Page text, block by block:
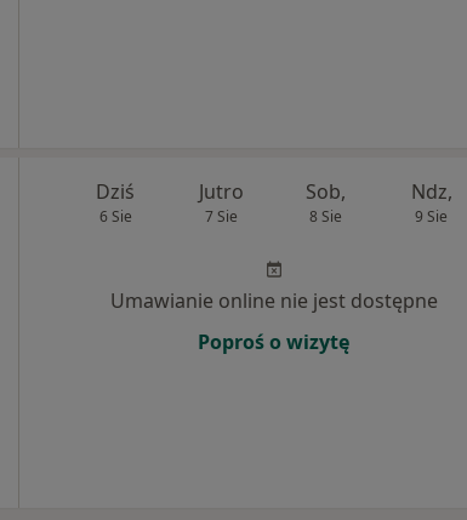
Dziś
6 Sie
Jutro
7 Sie
Sob,
8 Sie
Ndz,
9 Sie
Umawianie online nie jest dostępne
Poproś o wizytę